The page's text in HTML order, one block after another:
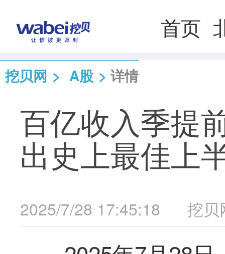
首页
挖贝网 > A股 > 详情
百亿收入季提
出史上最佳上
2025/7/28 17:45:18 挖贝